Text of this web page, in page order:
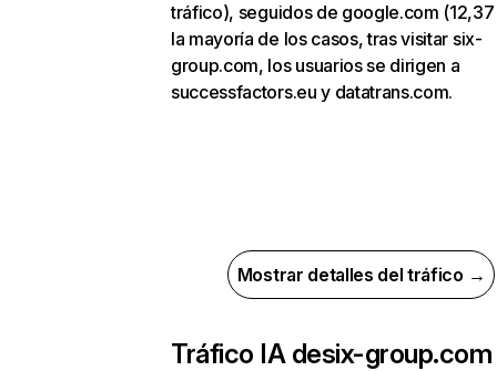
tráfico), seguidos de google.com (12,37
la mayoría de los casos, tras visitar six-
group.com, los usuarios se dirigen a
successfactors.eu y datatrans.com.
Mostrar detalles del tráfico →
Tráfico IA desix-group.com